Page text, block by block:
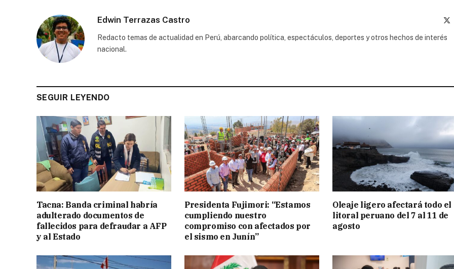
Edwin Terrazas Castro
Redacto temas de actualidad en Perú, abarcando política, espectáculos, deportes y otros hechos de interés
nacional.
SEGUIR LEYENDO
Tacna: Banda criminal habría
adulterado documentos de
fallecidos para defraudar a AFP
y al Estado
Presidenta Fujimori: “Estamos
cumpliendo nuestro
compromiso con afectados por
el sismo en Junín”
Oleaje ligero afectará todo el
litoral peruano del 7 al 11 de
agosto